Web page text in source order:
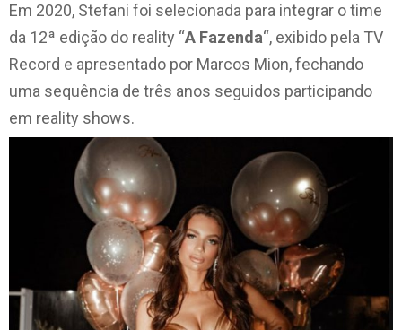
Em 2020, Stefani foi selecionada para integrar o time
da 12ª edição do reality “A Fazenda“, exibido pela TV
Record e apresentado por Marcos Mion, fechando
uma sequência de três anos seguidos participando
em reality shows.